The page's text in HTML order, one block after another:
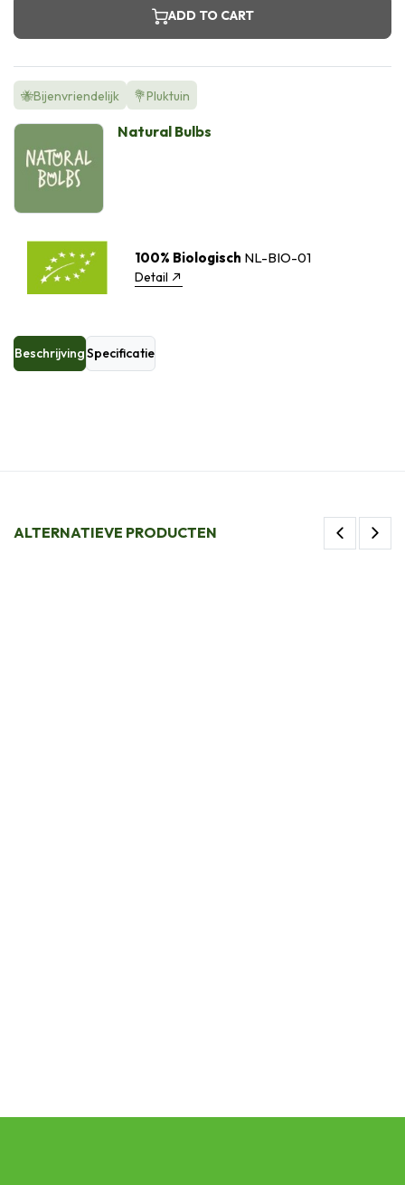
ADD TO CART
🐝Bijenvriendelijk 💐Pluktuin
Natural Bulbs
100% Biologisch NL-BIO-01
Detail
BeschrijvingSpecificatie
ALTERNATIEVE PRODUCTEN